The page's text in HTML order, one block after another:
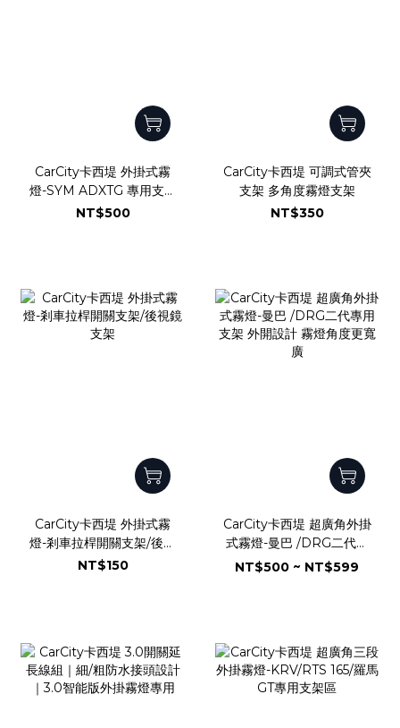
CarCity卡西堤 外掛式霧
燈-SYM ADXTG 專用支架
上下左右可調整
NT$500
CarCity卡西堤 可調式管夾
支架 多角度霧燈支架
NT$350
CarCity卡西堤 外掛式霧
燈-剎車拉桿開關支架/後視
鏡支架
NT$150
CarCity卡西堤 超廣角外掛
式霧燈-曼巴 /DRG二代專
用支架 外開設計 霧燈角度
NT$500 ~ NT$599